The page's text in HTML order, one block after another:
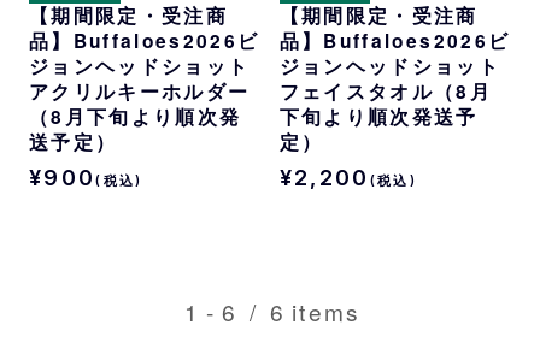
【期間限定・受注商
品】Buffaloes2026ビ
ジョンヘッドショット
アクリルキーホルダー
（8月下旬より順次発
送予定）
¥900(税込)
【期間限定・受注商
品】Buffaloes2026ビ
ジョンヘッドショット
フェイスタオル（8月
下旬より順次発送予
定）
¥2,200 (税込)
1 - 6 / 6 items